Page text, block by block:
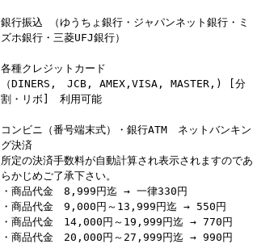
銀行振込 （ゆうちょ銀行・ジャパンネット銀行・ミ
ズホ銀行・三菱UFJ銀行）
各種クレジットカード
（DINERS, JCB, AMEX,VISA, MASTER,) [分
割・リボ] 利用可能
コンビニ（番号端末式）・銀行ATM ネットバンキン
グ決済
所定の決済手数料が自動計算され表示されますのであ
らかじめご了承下さい。
・商品代金 8,999円迄 → 一律330円
・商品代金 9,000円～13,999円迄 → 550円
・商品代金 14,000円～19,999円迄 → 770円
・商品代金 20,000円～27,999円迄 → 990円